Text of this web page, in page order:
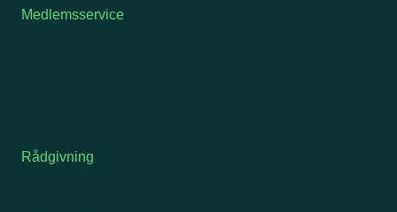
Medlemsservice
Rådgivning